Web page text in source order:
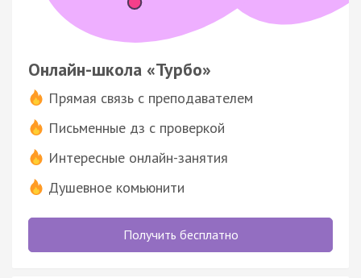
Онлайн-школа «Турбо»
Прямая связь с преподавателем
Письменные дз с проверкой
Интересные онлайн-занятия
Душевное комьюнити
Получить бесплатно